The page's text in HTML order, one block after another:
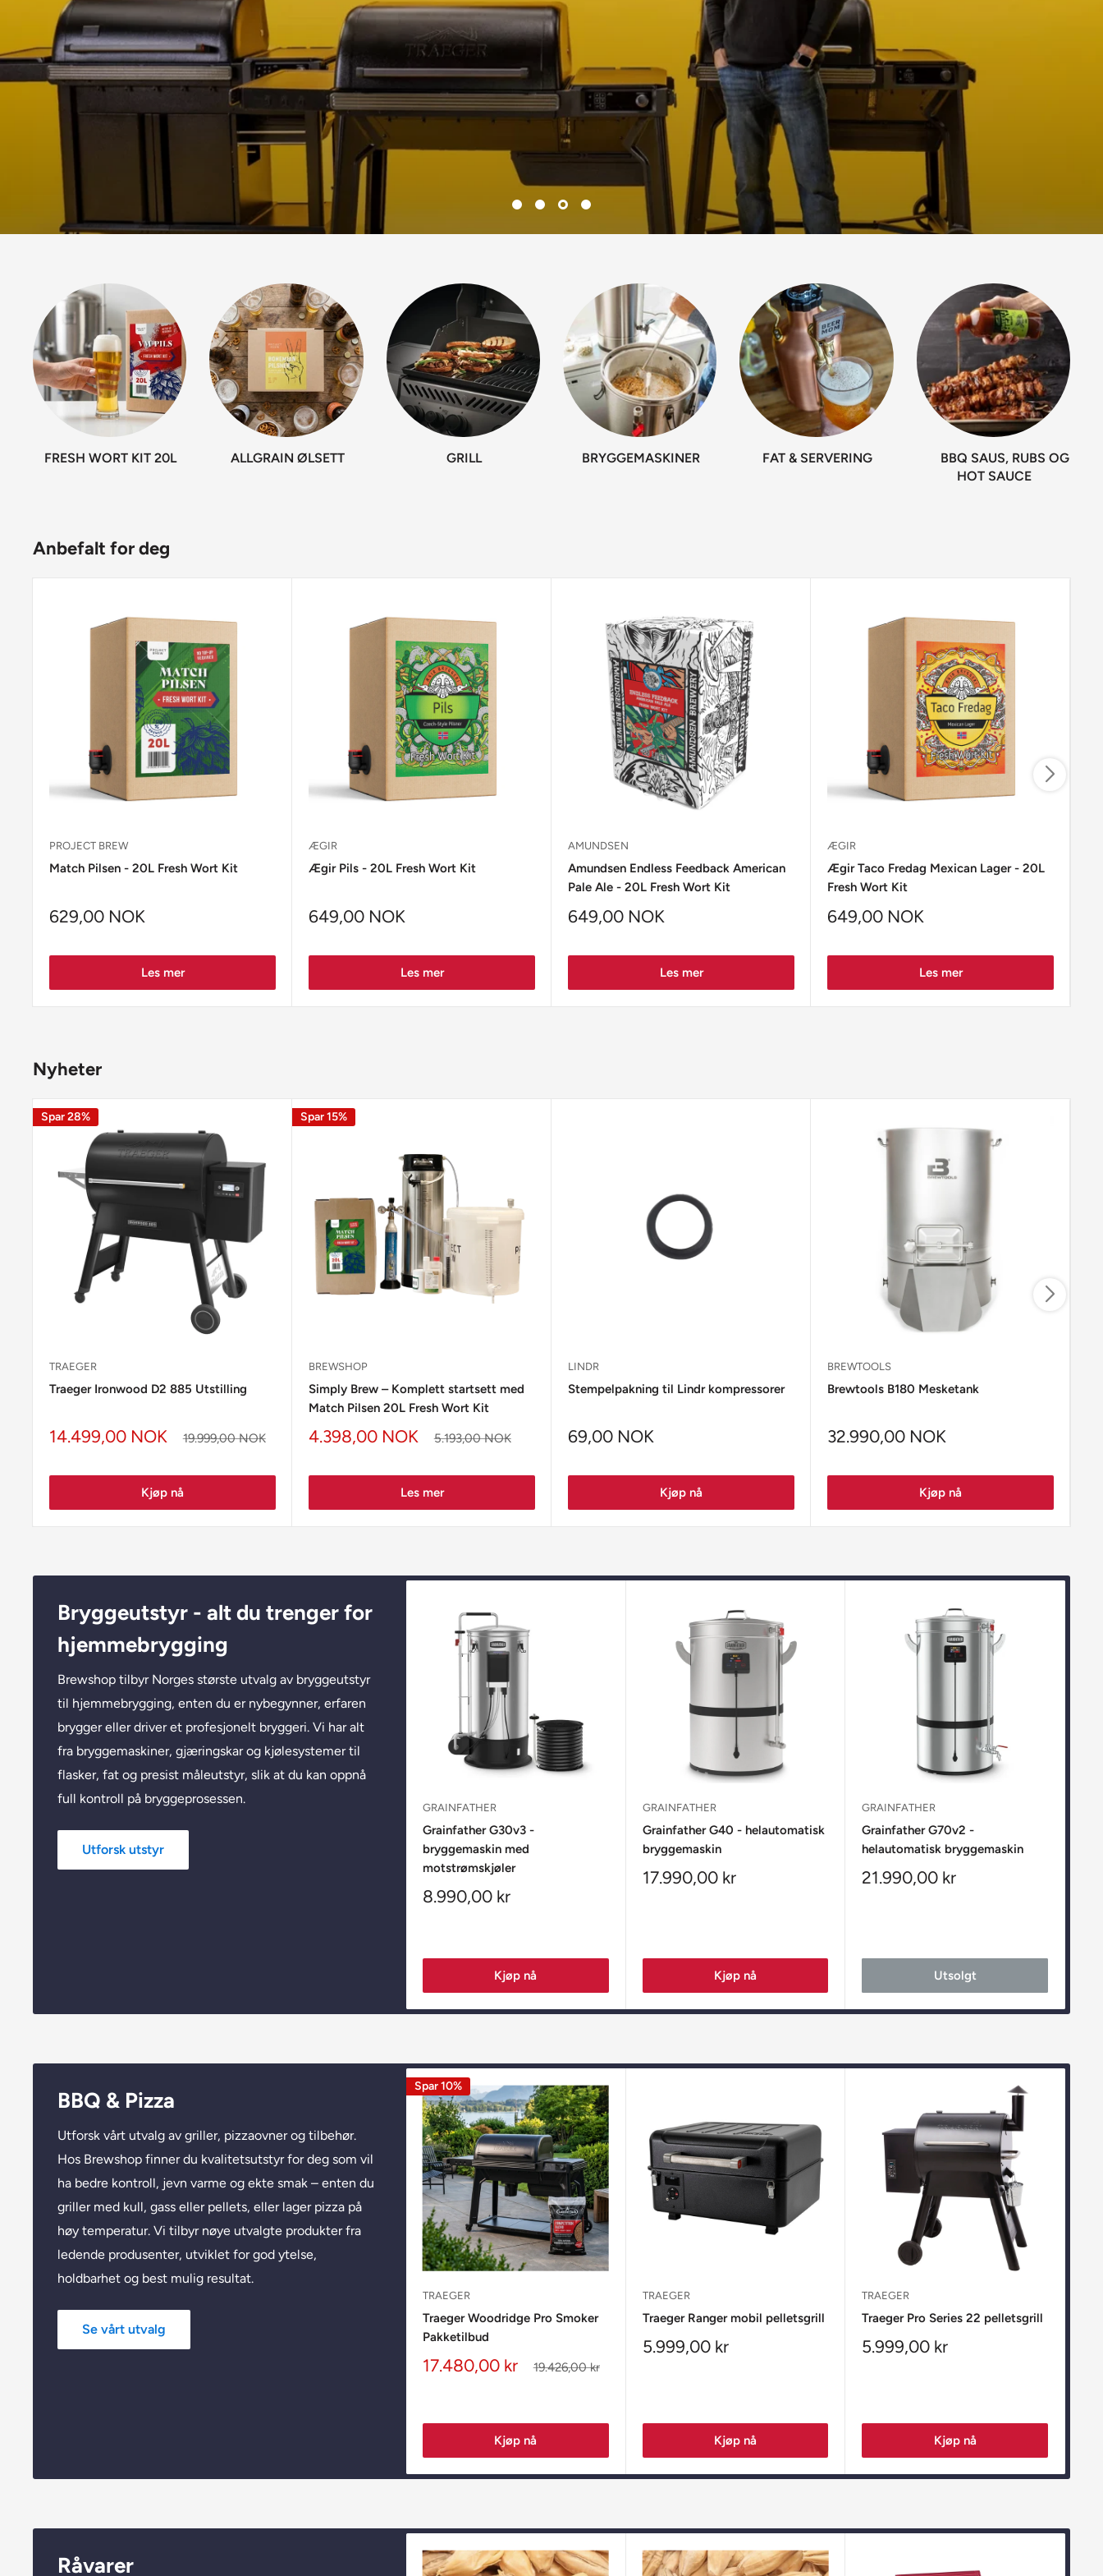
Profesjonelle tappetårn og kjølesystemer for servering av iskald øl, vin, cider
og drinker
SE UTVALGET
FRESH WORT KIT 20L ALLGRAIN ØLSETT GRILL BRYGGEMASKINER FAT & SERVERING
BBQ SAUS, RUBS OG
HOT SAUCE
Anbefalt for deg
PROJECT BREW
Match Pilsen - 20L Fresh Wort Kit
629,00 NOK
Les mer
ÆGIR
Ægir Pils - 20L Fresh Wort Kit
649,00 NOK
Les mer
AMUNDSEN
Amundsen Endless Feedback American
Pale Ale - 20L Fresh Wort Kit
649,00 NOK
Les mer
ÆGIR
Ægir Taco Fredag Mexican Lager - 20L
Fresh Wort Kit
649,00 NOK
Les mer
Nyheter
Spar28%
TRAEGER
Traeger Ironwood D2 885 Utstilling
14.499,00 NOK 19.999,00 NOK
Kjøp nå
Spar15%
BREWSHOP
Simply Brew – Komplett startsett med
Match Pilsen 20L Fresh Wort Kit
4.398,00 NOK 5.193,00 NOK
Les mer
LINDR
Stempelpakning til Lindr kompressorer
69,00 NOK
Kjøp nå
BREWTOOLS
Brewtools B180 Mesketank
32.990,00 NOK
Kjøp nå
Bryggeutstyr - alt du trenger for
hjemmebrygging
Brewshop tilbyr Norges største utvalg av bryggeutstyr
til hjemmebrygging, enten du er nybegynner, erfaren
brygger eller driver et profesjonelt bryggeri. Vi har alt
fra bryggemaskiner, gjæringskar og kjølesystemer til
flasker, fat og presist måleutstyr, slik at du kan oppnå
full kontroll på bryggeprosessen.
Utforsk utstyr
GRAINFATHER
Grainfather G30v3 -
bryggemaskin med
motstrømskjøler
Salgspris
8.990,00 kr
Kjøp nå
GRAINFATHER
Grainfather G40 - helautomatisk
bryggemaskin
Salgspris
17.990,00 kr
Kjøp nå
GRAINFATHER
Grainfather G70v2 -
helautomatisk bryggemaskin
Salgspris
21.990,00 kr
Utsolgt
BBQ & Pizza
Utforsk vårt utvalg av griller, pizzaovner og tilbehør.
Hos Brewshop finner du kvalitetsutstyr for deg som vil
ha bedre kontroll, jevn varme og ekte smak – enten du
griller med kull, gass eller pellets, eller lager pizza på
høy temperatur. Vi tilbyr nøye utvalgte produkter fra
ledende produsenter, utviklet for god ytelse,
holdbarhet og best mulig resultat.
Se vårt utvalg
Spar 10%
TRAEGER
Traeger Woodridge Pro Smoker
Pakketilbud
Salgspris
17.480,00 kr
Ordinær
19.426,00 kr
Kjøp nå
TRAEGER
Traeger Ranger mobil pelletsgrill
Salgspris
5.999,00 kr
Kjøp nå
TRAEGER
Traeger Pro Series 22 pelletsgrill
Salgspris
5.999,00 kr
Kjøp nå
Råvarer